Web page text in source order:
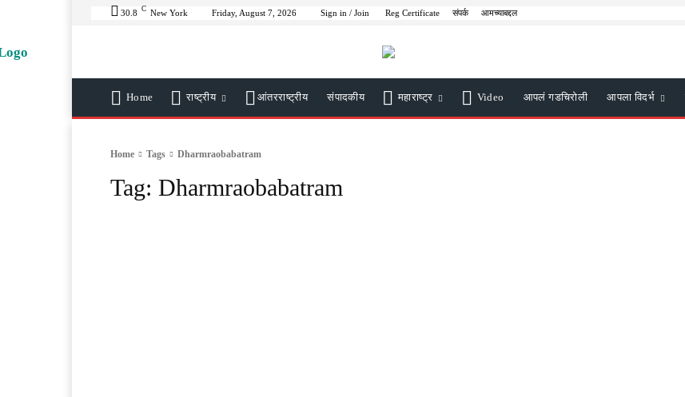
30.8 C New York Friday, August 7, 2026 Sign in / Join Reg Certificate संपर्क आमच्याबद्दल
Home राष्ट्रीय आंतरराष्ट्रीय संपादकीय महाराष्ट्र Video आपलं गडचिरोली आपला विदर्भ
Home Tags Dharmraobabatram
Tag: Dharmraobabatram